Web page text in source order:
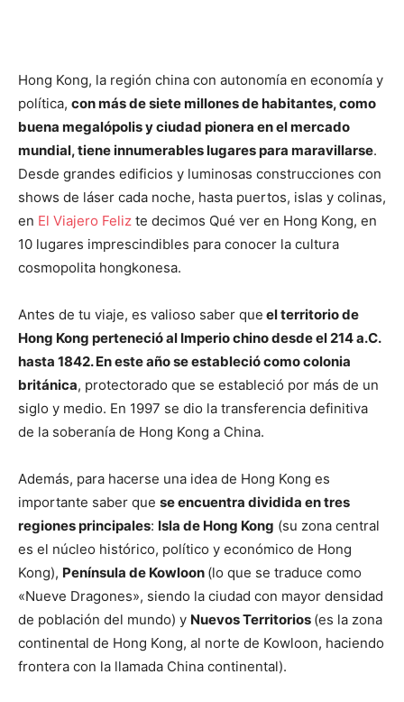
Hong Kong, la región china con autonomía en economía y
política, con más de siete millones de habitantes, como
buena megalópolis y ciudad pionera en el mercado
mundial, tiene innumerables lugares para maravillarse.
Desde grandes edificios y luminosas construcciones con
shows de láser cada noche, hasta puertos, islas y colinas,
en El Viajero Feliz te decimos Qué ver en Hong Kong, en
10 lugares imprescindibles para conocer la cultura
cosmopolita hongkonesa.
Antes de tu viaje, es valioso saber que el territorio de
Hong Kong perteneció al Imperio chino desde el 214 a.C.
hasta 1842. En este año se estableció como colonia
británica, protectorado que se estableció por más de un
siglo y medio. En 1997 se dio la transferencia definitiva
de la soberanía de Hong Kong a China.
Además, para hacerse una idea de Hong Kong es
importante saber que se encuentra dividida en tres
regiones principales: Isla de Hong Kong (su zona central
es el núcleo histórico, político y económico de Hong
Kong), Península de Kowloon (lo que se traduce como
«Nueve Dragones», siendo la ciudad con mayor densidad
de población del mundo) y Nuevos Territorios (es la zona
continental de Hong Kong, al norte de Kowloon, haciendo
frontera con la llamada China continental).